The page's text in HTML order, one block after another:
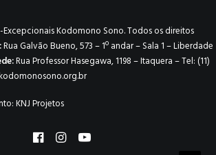
Kodomono Sono. Todos os direitos
Rua Galvão Bueno, 573 – 1º andar – Sala 1 – Liberdade
Rua Professor Hasegawa, 1198 – Itaquera – Tel: (11)
KNJ Projetos